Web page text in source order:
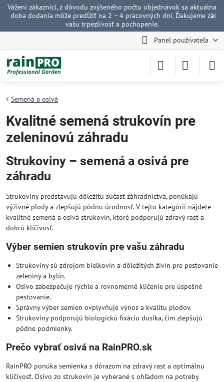
✕
Vážení zákazníci, z dôvodu zvýšeného počtu objednávok sa aktuálna
doba dodania môže predĺžiť na 2 – 4 pracovných dní. Ďakujeme za
vašu trpezlivosť a pochopenie.
Panel používateľa
Semená a osivá
Kvalitné semená strukovín pre
zeleninovú záhradu
Strukoviny – semená a osivá pre
záhradu
Strukoviny predstavujú dôležitú súčasť záhradníctva, ponúkajú
výživné plody a zlepšujú pôdnu úrodnosť. V tejto kategórii nájdete
kvalitné semená a osivá strukovín, ktoré podporujú zdravý rast a
dobrú klíčivosť.
Výber semien strukovín pre vašu záhradu
Strukoviny sú zdrojom bielkovín a dôležitých živín pre pestovanie
zeleniny a bylín.
Osivo zabezpečuje rýchle a rovnomerné klíčenie pre úspešné
pestovanie.
Správny výber semien ovplyvňuje výnos a kvalitu plodov.
Strukoviny podporujú biologickú fixáciu dusíka, čím zlepšujú
pôdne podmienky.
Prečo vybrať osivá na RainPRO.sk
RainPRO ponúka semienka s dôrazom na zdravý rast a optimálnu
klíčivosť. Osivo zo strukovín je vyberané s ohľadom na potreby